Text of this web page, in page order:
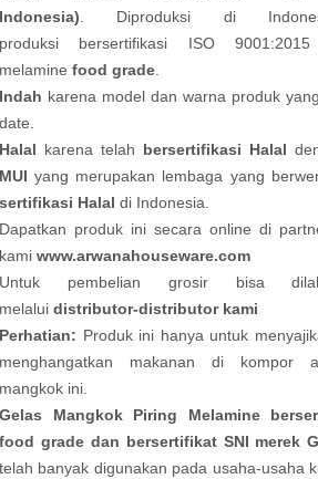
Indonesia) . Diproduksi di
produksi bersertifikasi ISO
melamine food grade
Indah karena model dan warna produk
date.
Halal karena telah bersertifikasi Halal
MUI yang merupakan lembaga yang
sertifikasi Halal di Indonesia.
Dapatkan produk ini secara online di
kami www.arwanahouseware.com
Untuk pembelian grosir bisa
melalui distributor-distributor kami
Perhatian: Produk ini hanya untuk
menghangatkan makanan di kompor
mangkok ini.
Gelas Mangkok Piring Melamine
food grade dan bersertifikat SNI merek
telah banyak digunakan pada usaha-usaha